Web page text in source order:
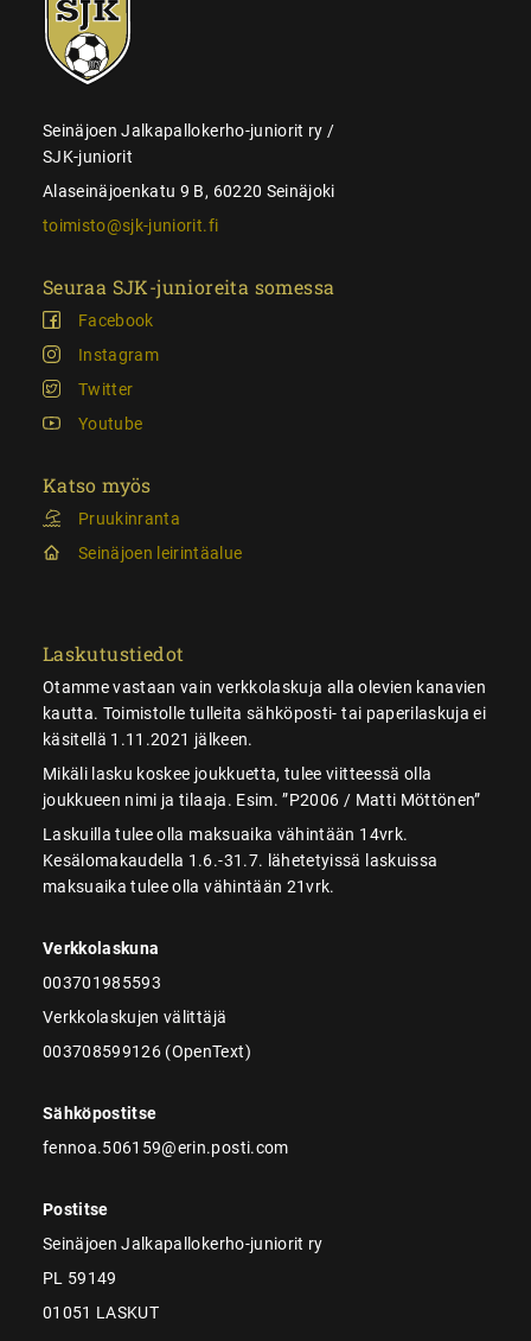
juniorit
Seinäjoen Jalkapallokerho-juniorit ry /
SJK-juniorit
Alaseinäjoenkatu 9 B, 60220 Seinäjoki
toimisto@sjk-juniorit.fi
Seuraa SJK-junioreita somessa
Facebook
Instagram
Twitter
Youtube
Katso myös
Pruukinranta
Seinäjoen leirintäalue
Laskutustiedot
Otamme vastaan vain verkkolaskuja alla olevien kanavien
kautta. Toimistolle tulleita sähköposti- tai paperilaskuja ei
käsitellä 1.11.2021 jälkeen.
Mikäli lasku koskee joukkuetta, tulee viitteessä olla
joukkueen nimi ja tilaaja. Esim. ”P2006 / Matti Möttönen”
Laskuilla tulee olla maksuaika vähintään 14vrk.
Kesälomakaudella 1.6.-31.7. lähetetyissä laskuissa
maksuaika tulee olla vähintään 21vrk.
Verkkolaskuna
003701985593
Verkkolaskujen välittäjä
003708599126 (OpenText)
Sähköpostitse
fennoa.506159@erin.posti.com
Postitse
Seinäjoen Jalkapallokerho-juniorit ry
PL 59149
01051 LASKUT